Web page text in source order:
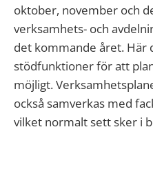
oktober, november och
verksamhets- och
det kommande året. Här
stödfunktioner för att
möjligt.
också samverkas med
vilket normalt sett sker i